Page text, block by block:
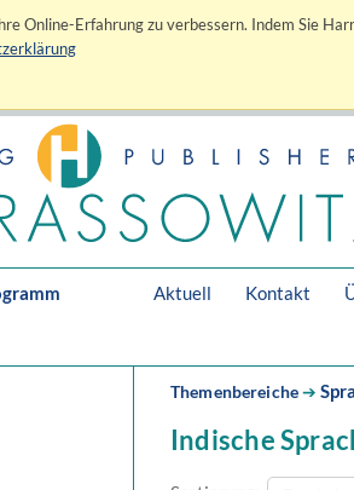
Online-Erfahrung zu verbessern. Indem Sie
Aktuell Kontakt
Themenbereiche➔
Indische